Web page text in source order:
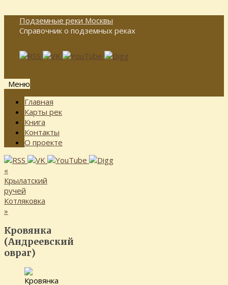
Подземные реки Москвы
Справочник о подземных реках
Меню
Перейти
содержимому
Главная
Карты рек
Книга
Контакты
О проекте
«
Крылатский
ручей
Котляковка
»
Кровянка
(Андреевский
овраг)